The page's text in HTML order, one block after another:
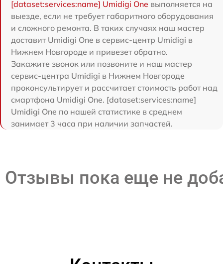
[dataset:services:name] Umidigi One выполняется на
выезде, если не требует габаритного оборудования
и сложного ремонта. В таких случаях наш мастер
доставит Umidigi One в сервис-центр Umidigi в
Нижнем Новгороде и привезет обратно.
Закажите звонок или позвоните и наш мастер
сервис-центра Umidigi в Нижнем Новгороде
проконсультирует и рассчитает стоимость работ над
смартфона Umidigi One. [dataset:services:name]
Umidigi One по нашей статистике в среднем
занимает 3 часа при наличии запчастей.
Отзывы пока еще не